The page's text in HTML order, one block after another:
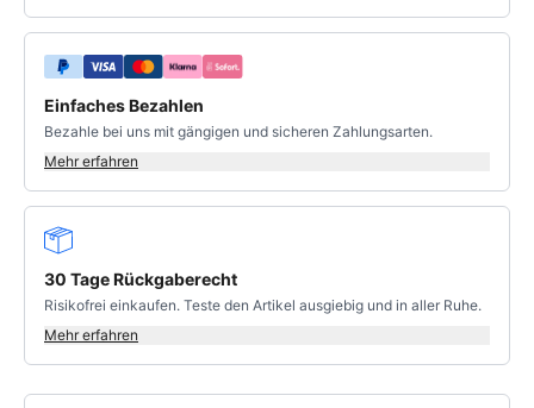
Einfaches Bezahlen
Bezahle bei uns mit gängigen und sicheren Zahlungsarten.
Mehr erfahren
30 Tage Rückgaberecht
Risikofrei einkaufen. Teste den Artikel ausgiebig und in aller Ruhe.
Mehr erfahren